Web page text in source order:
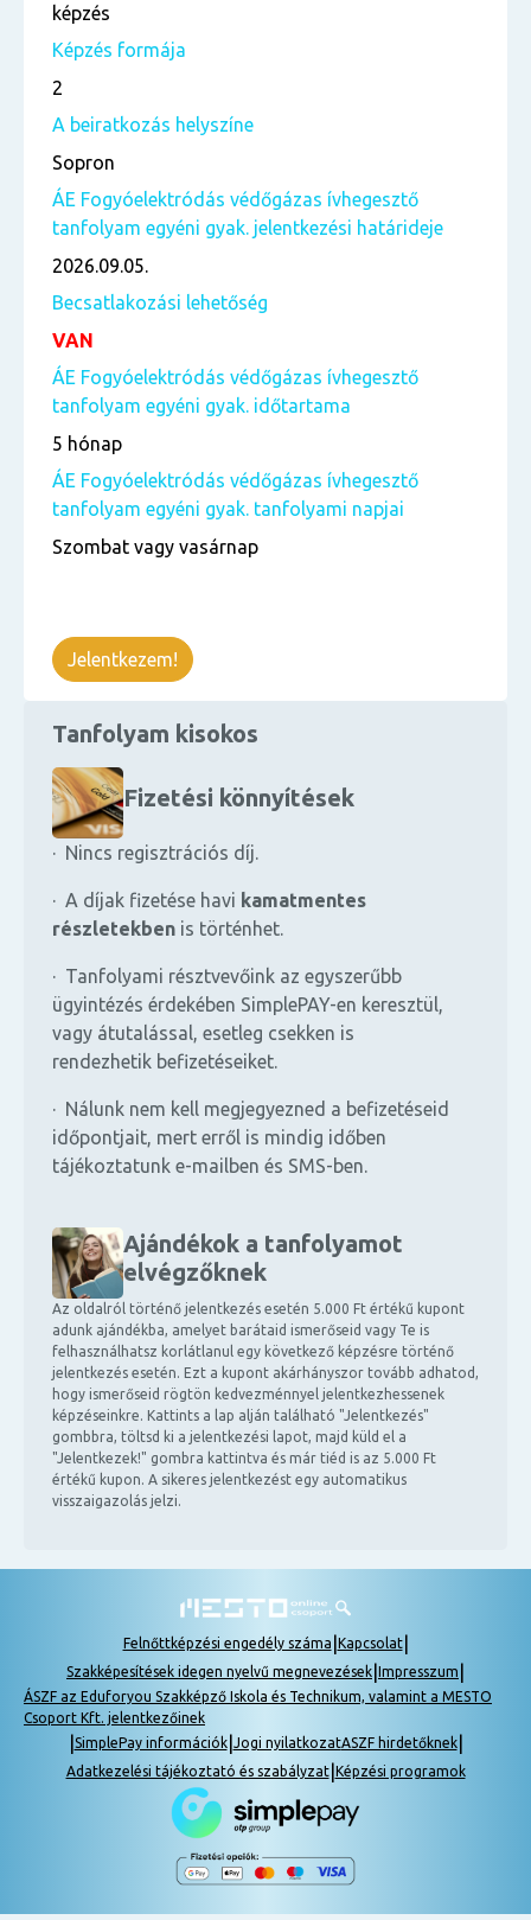
Tanfolyam kisokos
Fizetési könnyítések
· Nincs regisztrációs díj.
· A díjak fizetése havi kamatmentes
részletekben is történhet.
· Tanfolyami résztvevőink az egyszerűbb
ügyintézés érdekében SimplePAY-en keresztül,
vagy átutalással, esetleg csekken is
rendezhetik befizetéseiket.
· Nálunk nem kell megjegyezned a befizetéseid
időpontjait, mert erről is mindig időben
tájékoztatunk e-mailben és SMS-ben.
Ajándékok a tanfolyamot
elvégzőknek
Az oldalról történő jelentkezés esetén 5.000 Ft értékű kupont
adunk ajándékba, amelyet barátaid ismerőseid vagy Te is
felhasználhatsz korlátlanul egy következő képzésre történő
jelentkezés esetén. Ezt a kupont akárhányszor tovább adhatod,
hogy ismerőseid rögtön kedvezménnyel jelentkezhessenek
képzéseinkre. Kattints a lap alján található "Jelentkezés"
gombbra, töltsd ki a jelentkezési lapot, majd küld el a
"Jelentkezek!" gombra kattintva és már tiéd is az 5.000 Ft
értékű kupon. A sikeres jelentkezést egy automatikus
visszaigazolás jelzi.
képzés
Képzés formája
2
A beiratkozás helyszíne
Sopron
ÁE Fogyóelektródás védőgázas ívhegesztő
tanfolyam egyéni gyak. jelentkezési határideje
2026.09.05.
Becsatlakozási lehetőség
VAN
ÁE Fogyóelektródás védőgázas ívhegesztő
tanfolyam egyéni gyak. időtartama
5 hónap
ÁE Fogyóelektródás védőgázas ívhegesztő
tanfolyam egyéni gyak. tanfolyami napjai
Szombat vagy vasárnap
Jelentkezem!
Felnőttképzési engedély száma Kapcsolat|
Szakképesítések idegen nyelvű megnevezések Impresszum
ÁSZF az Eduforyou Szakképző Iskola és Technikum, valamint a MESTO
Csoport Kft. jelentkezőinek
SimplePay információk| Jogi nyilatkozatASZF hirdetőknek|
Adatkezelési tájékoztató és szabályzat| Képzési programok